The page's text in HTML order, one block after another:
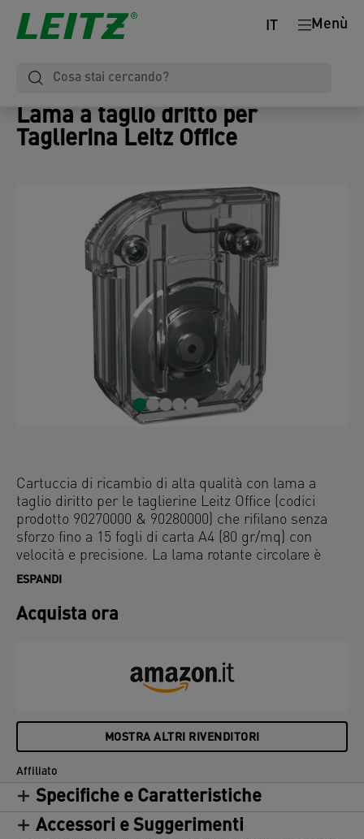
Menù
IT
Lama a taglio dritto per
Taglierina Leitz Office
Cartuccia di ricambio di alta qualità con lama a
taglio diritto per le taglierine Leitz Office (codici
prodotto 90270000 & 90280000) che rifilano senza
sforzo fino a 15 fogli di carta A4 (80 gr/mq) con
velocità e precisione. La lama rotante circolare è
racchiusa all'interno di una cartuccia di plastica che
della carta a casa, in ufficio o in classe. È veloce e
facile da sostituire semplicemente inserendo la
ergonomico e dalla presa facile. Sono anche
disponibili una lama con taglio a onda e una lama
ESPANDI
Acquista ora
MOSTRA ALTRI RIVENDITORI
Affiliato
Specifiche e Caratteristiche
Accessori e Suggerimenti